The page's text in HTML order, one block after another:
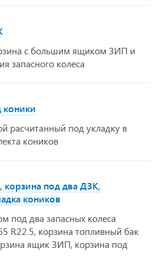
с большим ящиком ЗИП и
запасного колеса
расчитанный под укладку в
коников
под два ДЗК,
коников
под два запасных колеса
R22.5, корзина топливный бак
ящик ЗИП, корзина под